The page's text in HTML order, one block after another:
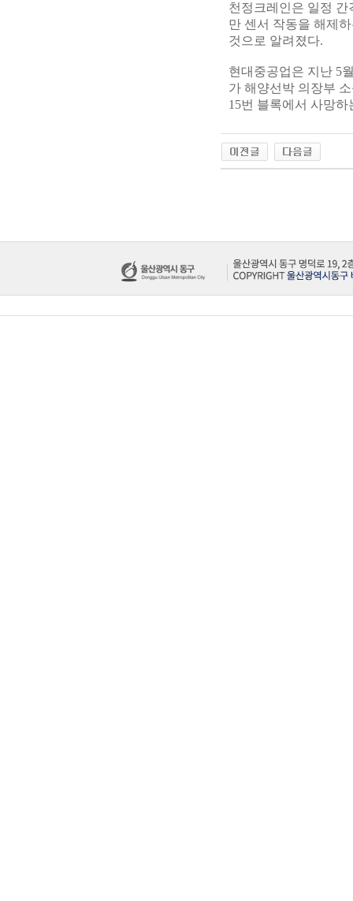
천정크레인은 일정
만 센서 작동을 해제
것으로 알려졌다.
현대중공업은 지난 5
가 해양선박 의장부
15번 블록에서 사망